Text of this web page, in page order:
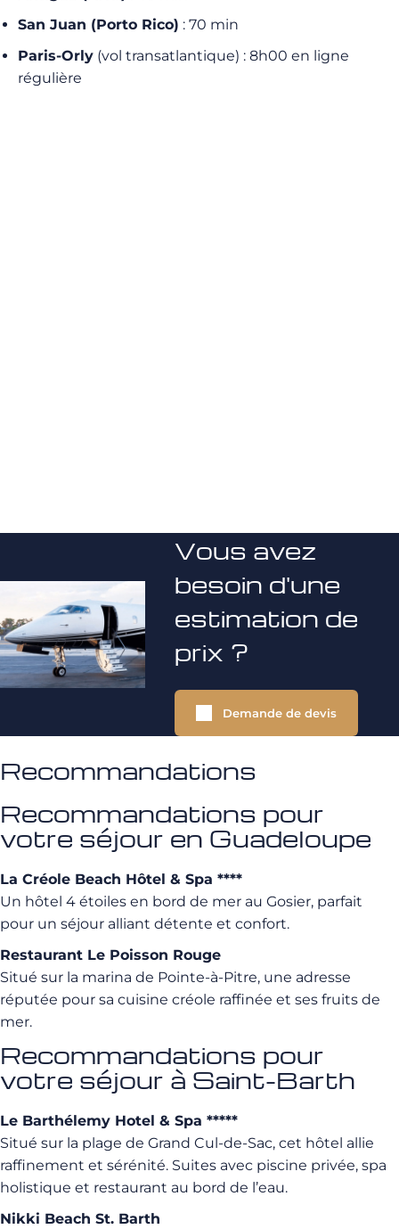
San Juan (Porto Rico) : 70 min
Paris-Orly (vol transatlantique) : 8h00 en ligne
régulière
Vous avez
besoin d'une
estimation de
prix ?
Demande de devis
Recommandations
Recommandations pour
votre séjour en Guadeloupe
La Créole Beach Hôtel & Spa ****
Un hôtel 4 étoiles en bord de mer au Gosier, parfait
pour un séjour alliant détente et confort.
Restaurant Le Poisson Rouge
Situé sur la marina de Pointe-à-Pitre, une adresse
réputée pour sa cuisine créole raffinée et ses fruits de
mer.
Recommandations pour
votre séjour à Saint-Barth
Le Barthélemy Hotel & Spa *****
Situé sur la plage de Grand Cul-de-Sac, cet hôtel allie
raffinement et sérénité. Suites avec piscine privée, spa
holistique et restaurant au bord de l’eau.
Nikki Beach St. Barth